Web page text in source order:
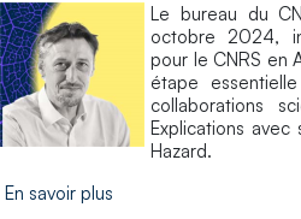
Le bureau du
octobre 2024,
pour le CNRS en
étape
collaborations
Explications
Hazard.
En savoir plus